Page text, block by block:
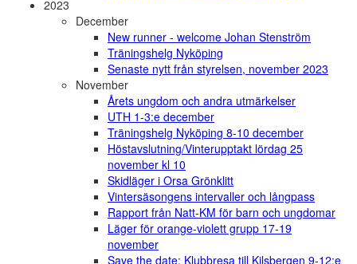
2023
December
New runner - welcome Johan Stenström
Träningshelg Nyköping
Senaste nytt från styrelsen, november 2023
November
Årets ungdom och andra utmärkelser
UTH 1-3:e december
Träningshelg Nyköping 8-10 december
Höstavslutning/Vinterupptakt lördag 25
november kl 10
Skidläger i Orsa Grönklitt
Vintersäsongens intervaller och långpass
Rapport från Natt-KM för barn och ungdomar
Läger för orange-violett grupp 17-19
november
Save the date: Klubbresa till Kilsbergen 9-12:e